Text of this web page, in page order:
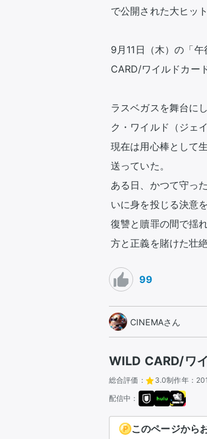
で公開された大ヒッ
9月11日（木）の「
CARD/ワイルドカー
ラスベガスを舞台に
ク・ワイルド（ジェ
現在は用心棒として
送っていた。
ある日、かつて守っ
いに身を投じる決意を
復讐と贖罪の間で揺
方と正義を賭けた壮
99
CINEMAさん
WILD CARD/ワ
総合評価： 3.0制作年：
配信中：
このページから